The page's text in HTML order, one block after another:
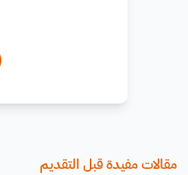
مقالات مفيدة قبل التقديم